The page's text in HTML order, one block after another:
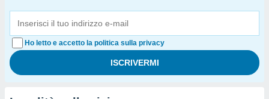
Ho letto e accetto la politica sulla privacy